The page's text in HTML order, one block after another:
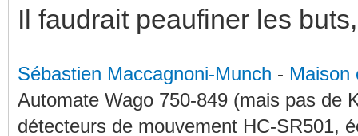
Il faudrait peaufiner les
Sébastien Maccagnoni-Munch - Maison
Automate Wago 750-849 (mais pas de
détecteurs de mouvement HC-SR501,